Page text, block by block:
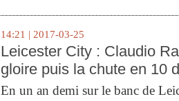
14:21 | 2017-03-25
Leicester City : Claudio
gloire puis la chute en 10
En un an demi sur le banc de